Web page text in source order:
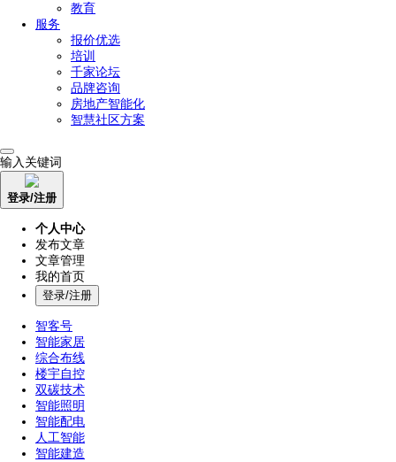
教育
服务
报价优选
培训
千家论坛
品牌咨询
房地产智能化
智慧社区方案
输入关键词
登录/注册
个人中心
发布文章
文章管理
我的首页
登录/注册
智客号
智能家居
综合布线
楼宇自控
双碳技术
智能照明
智能配电
人工智能
智能建造